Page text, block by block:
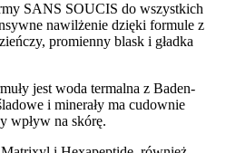
SANS SOUCIS do wszystkich
nawilżenie dzięki formule z
promienny blask i gładka
jest woda termalna z Baden-
i minerały ma cudownie
wpływ na skórę.